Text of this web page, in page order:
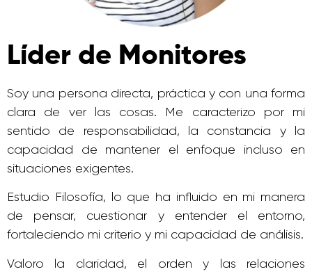
Líder de Monitores
Soy una persona directa, práctica y con una forma
clara de ver las cosas. Me caracterizo por mi
sentido de responsabilidad, la constancia y la
capacidad de mantener el enfoque incluso en
situaciones exigentes.
Estudio Filosofía, lo que ha influido en mi manera
de pensar, cuestionar y entender el entorno,
fortaleciendo mi criterio y mi capacidad de análisis.
Valoro la claridad, el orden y las relaciones